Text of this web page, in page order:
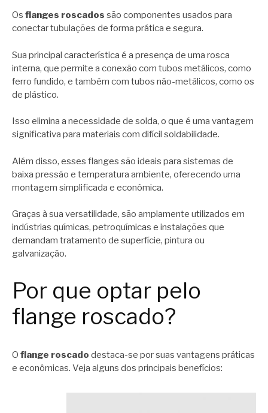
Os flanges roscados são componentes usados para
conectar tubulações de forma prática e segura.
Sua principal característica é a presença de uma rosca
interna, que permite a conexão com tubos metálicos, como
ferro fundido, e também com tubos não-metálicos, como os
de plástico.
Isso elimina a necessidade de solda, o que é uma vantagem
significativa para materiais com difícil soldabilidade.
Além disso, esses flanges são ideais para sistemas de
baixa pressão e temperatura ambiente, oferecendo uma
montagem simplificada e econômica.
Graças à sua versatilidade, são amplamente utilizados em
indústrias químicas, petroquímicas e instalações que
demandam tratamento de superfície, pintura ou
galvanização.
Por que optar pelo
flange roscado?
O flange roscado destaca-se por suas vantagens práticas
e econômicas. Veja alguns dos principais benefícios: